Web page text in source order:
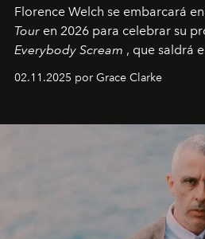
Florence Welch se embarcará en
Tour en 2026 para celebrar su
Everybody Scream , que saldrá
fechas en Norteamérica a partir
02.11.2025 por Grace Clarke